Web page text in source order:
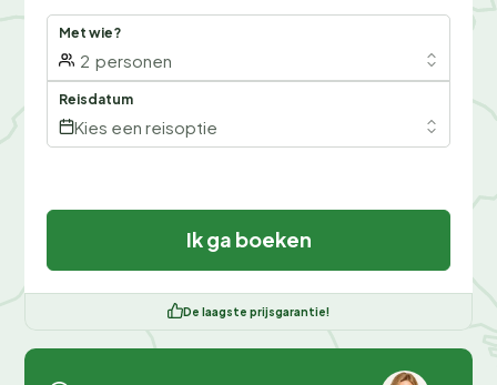
Met wie?
2 personen
Reisdatum
Kies een reisoptie
Ik ga boeken
De laagste prijsgarantie!